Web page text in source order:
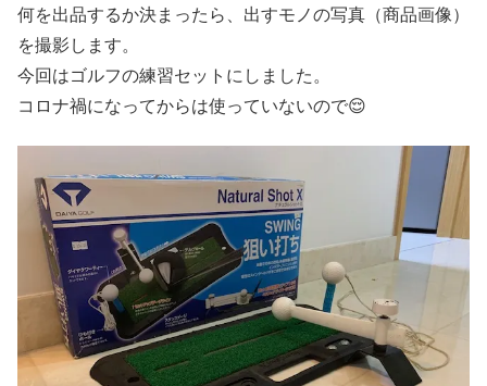
何を出品するか決まったら、出すモノの写真（商品画像）
を撮影します。
今回はゴルフの練習セットにしました。
コロナ禍になってからは使っていないので😌